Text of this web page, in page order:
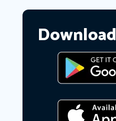
Download